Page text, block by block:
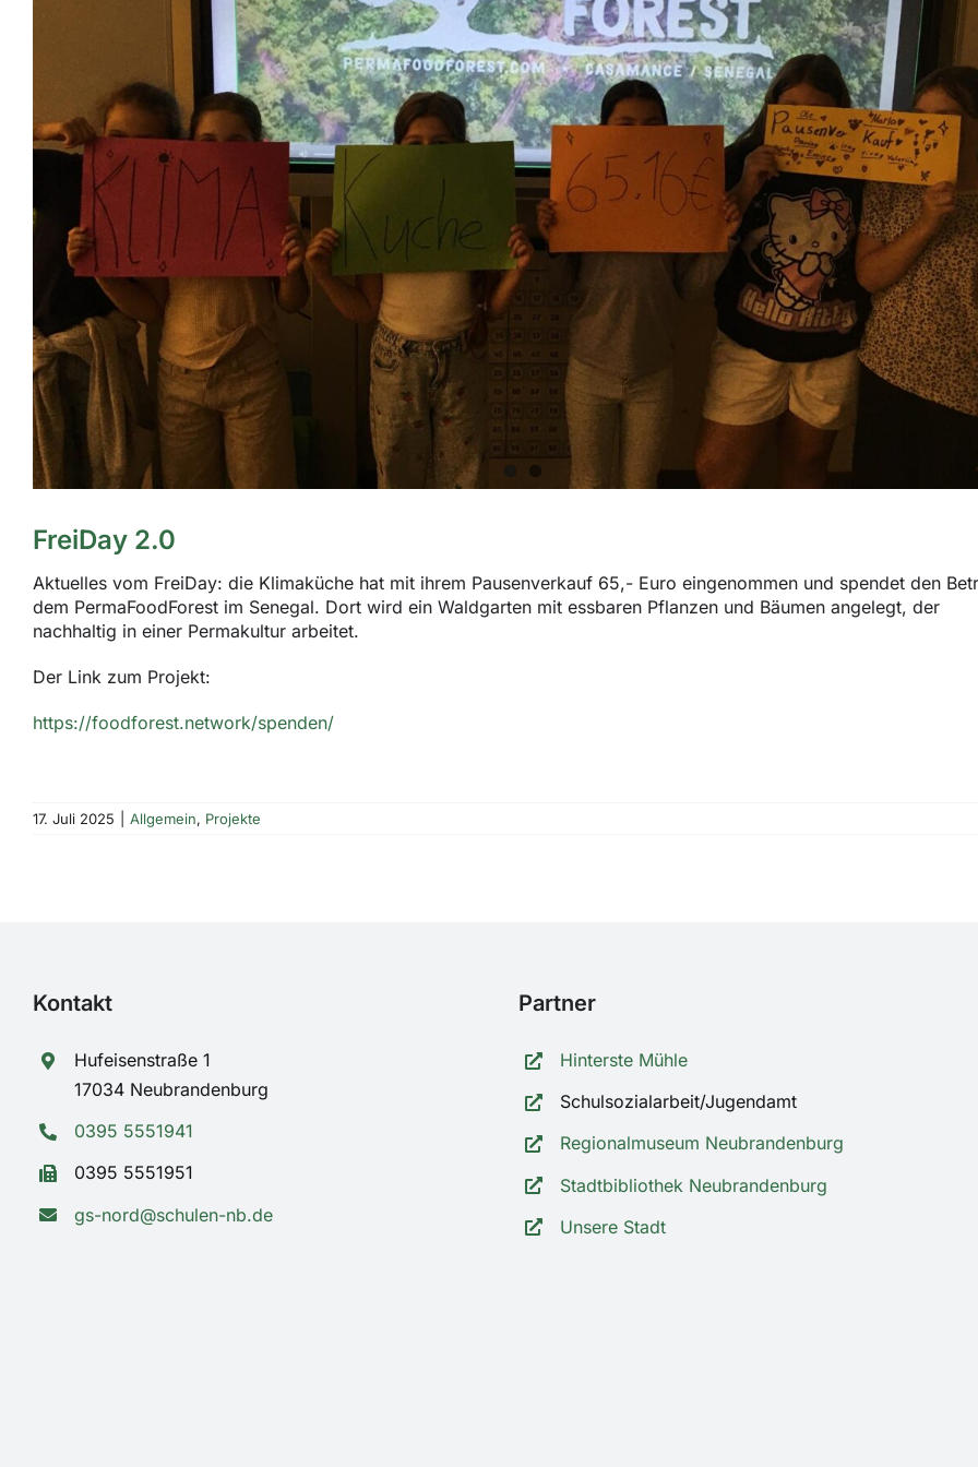
FreiDay 2.0
Aktuelles vom FreiDay: die Klimaküche hat mit ihrem Pausenverkauf 65,- Euro eingenommen und spendet den
dem PermaFoodForest im Senegal. Dort wird ein Waldgarten mit essbaren Pflanzen und Bäumen angelegt, der
nachhaltig in einer Permakultur arbeitet.
Der Link zum Projekt:
https://foodforest.network/spenden/
17. Juli 2025 Allgemein, Projekte
Kontakt
Hufeisenstraße 1
17034 Neubrandenburg
0395 5551941
0395 5551951
gs-nord@schulen-nb.de
Partner
Hinterste Mühle
Schulsozialarbeit/Jugendamt
Regionalmuseum Neubrandenburg
Stadtbibliothek Neubrandenburg
Unsere Stadt